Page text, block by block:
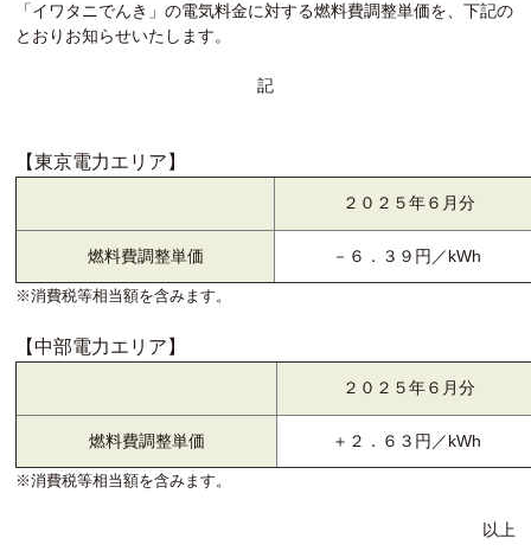
「イワタニでんき」の電気料金に対する燃料費調整単価を、下記の
とおりお知らせいたします。
記
【東京電力エリア】
２０２５年６月分
燃料費調整単価 －６．３９円／kWh
※消費税等相当額を含みます。
【中部電力エリア】
２０２５年６月分
燃料費調整単価 ＋２．６３円／kWh
※消費税等相当額を含みます。
以上